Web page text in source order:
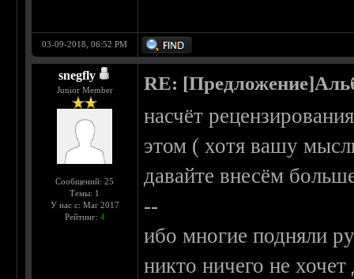
03-09-2018, 06:52 PM
snegfly
Junior Member
Сообщений: 25
Темы: 1
У нас с: Mar 2017
Рейтинг: 4
RE:
насчёт
этом ( хотя вашу
давайте внесём
--
ибо многие подняли
никто ничего не хочет